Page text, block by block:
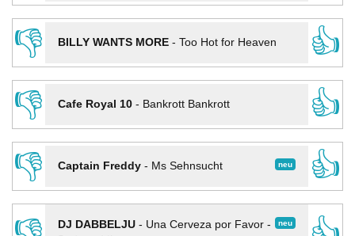
👎
BILLY WANTS MORE- Too Hot for Heaven
👍
👎
Cafe Royal 10- Bankrott Bankrott
👍
👎
neu
Captain Freddy- Ms Sehnsucht
👍
neu
DJ DABBELJU- Una Cerveza por Favor -